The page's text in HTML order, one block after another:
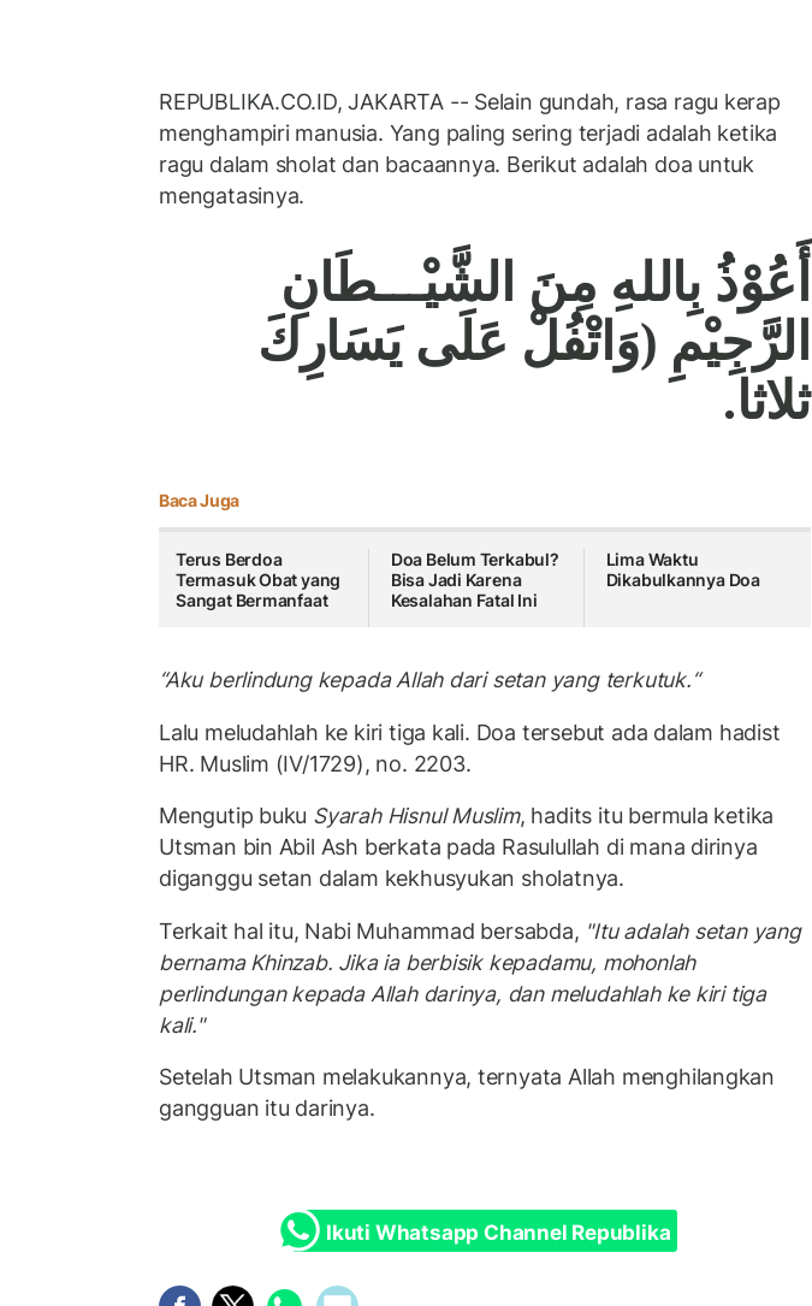
REPUBLIKA.CO.ID, JAKARTA -- Selain gundah, rasa ragu kerap
menghampiri manusia. Yang paling sering terjadi adalah ketika
ragu dalam sholat dan bacaannya. Berikut adalah doa untuk
mengatasinya.
أَعُوْذُ بِاللهِ مِنَ الشَّيْـــطَانِ
الرَّجِيْمِ (وَاتْفُلْ عَلَى يَسَارِكَ
ثلاثا.
Baca Juga
Terus Berdoa
Termasuk Obat yang
Sangat Bermanfaat
Doa Belum Terkabul?
Bisa Jadi Karena
Kesalahan Fatal Ini
Lima Waktu
Dikabulkannya Doa
“Aku berlindung kepada Allah dari setan yang terkutuk.“
Lalu meludahlah ke kiri tiga kali. Doa tersebut ada dalam hadist
HR. Muslim (IV/1729), no. 2203.
Mengutip buku Syarah Hisnul Muslim, hadits itu bermula ketika
Utsman bin Abil Ash berkata pada Rasulullah di mana dirinya
diganggu setan dalam kekhusyukan sholatnya.
Terkait hal itu, Nabi Muhammad bersabda, "Itu adalah setan yang
bernama Khinzab. Jika ia berbisik kepadamu, mohonlah
perlindungan kepada Allah darinya, dan meludahlah ke kiri tiga
kali."
Setelah Utsman melakukannya, ternyata Allah menghilangkan
gangguan itu darinya.
Ikuti Whatsapp Channel Republika